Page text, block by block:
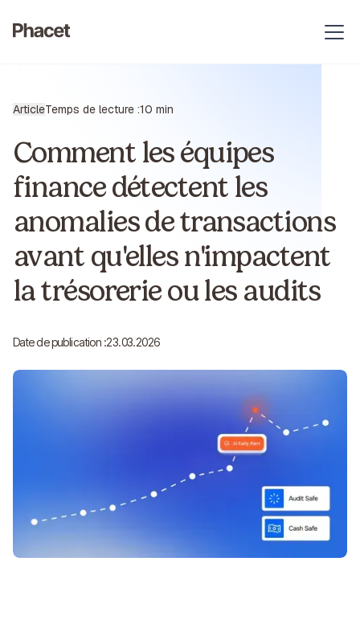
ArticleTemps de lecture :10 min
Comment les équipes
finance détectent les
anomalies de transactions
avant qu'elles n'impactent
la trésorerie ou les audits
Date de publication :23.03.2026